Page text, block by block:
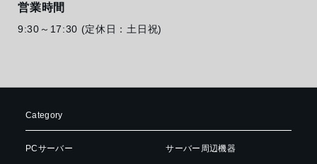
営業時間
9:30～17:30 (定休日：土日祝)
Category
PCサーバー サーバー周辺機器